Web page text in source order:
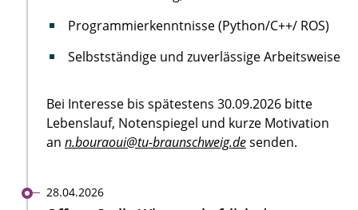
Programmierkenntnisse (Python/C++/ ROS)
Selbstständige und zuverlässige Arbeitsweise
Bei Interesse bis spätestens 30.09.2026 bitte
Lebenslauf, Notenspiegel und kurze Motivation
an n.bouraoui@tu-braunschweig.desenden.
28.04.2026